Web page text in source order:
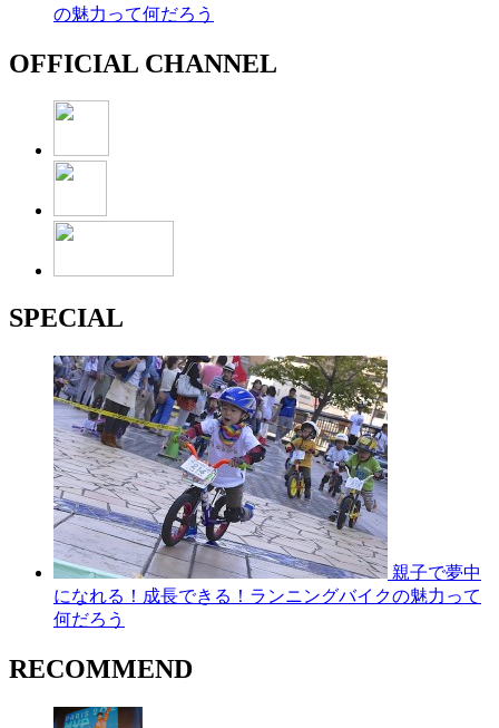
の魅力って何だろう
OFFICIAL CHANNEL
SPECIAL
親子で夢中
になれる！成長できる！ランニングバイクの魅力って
何だろう
RECOMMEND